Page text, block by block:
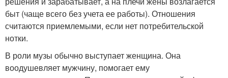
быт (чаще всего без учета ее работы). Отношения
считаются приемлемыми, если нет потребительской
нотки.
В роли музы обычно выступает женщина. Она
воодушевляет мужчину, помогает ему